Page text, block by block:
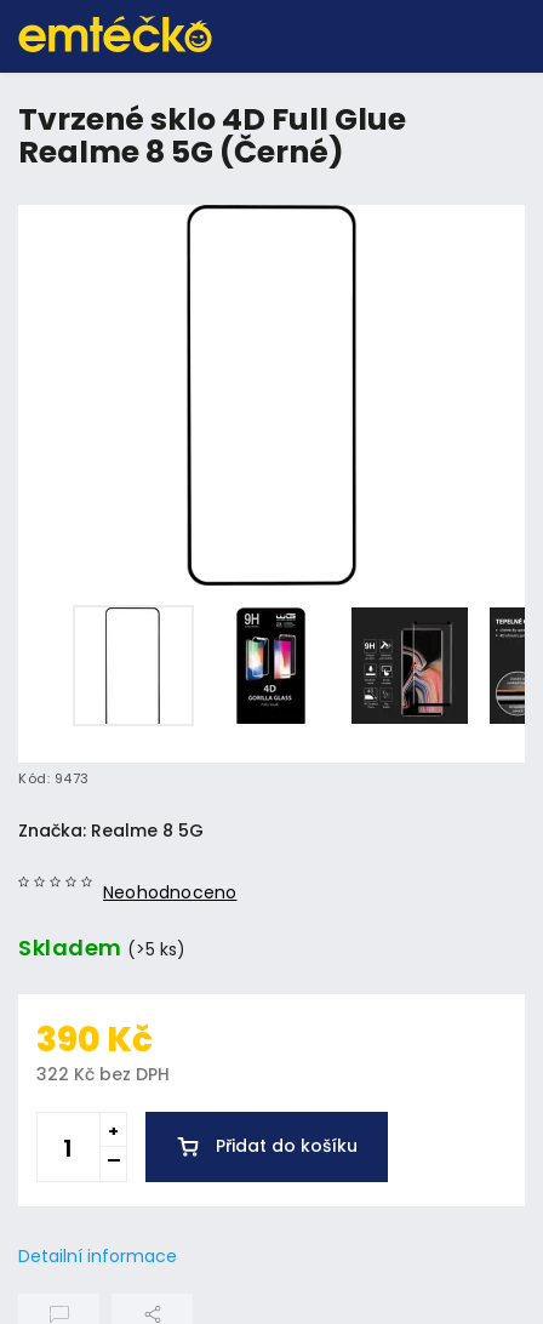
Tvrzené sklo 4D Full Glue
Realme 8 5G (Černé)
Kód: 9473
Neohodnoceno
Značka: Realme 8 5G
Skladem (>5 ks)
390 Kč
322 Kč bez DPH
Přidat do košíku
Detailní informace